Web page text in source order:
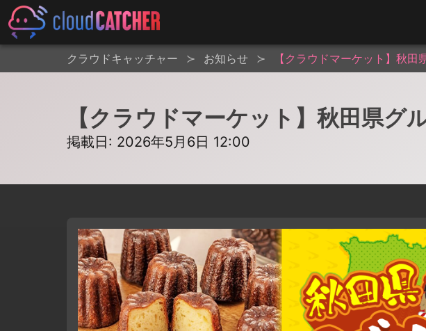
クラウドキャッチャー お知らせ 【クラウドマーケット】秋田
【クラウドマーケット】秋田県グ
掲載日: 2026年5月6日 12:00